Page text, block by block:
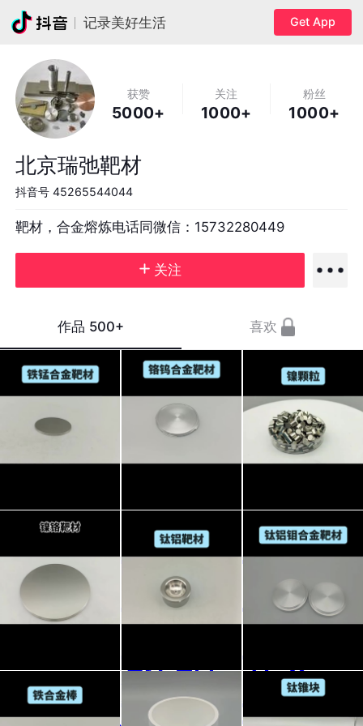
记录美好生活 Get App
获赞
5000+
关注
1000+
粉丝
1000+
北京瑞弛靶材
抖音号 45265544044
靶材，合金熔炼电话同微信：15732280449
关注
作品 500+ 喜欢
铁锰
合金
靶材
——
铬钨
合金
靶材
铬钨
镍颗
粒 镍
颗粒
#金
镍铬 钛铝 钛铝